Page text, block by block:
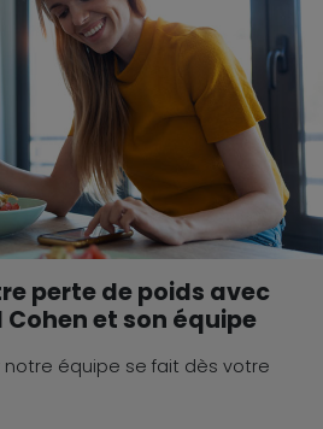
perte de poids avec
et son équipe
notre équipe se fait dès votre